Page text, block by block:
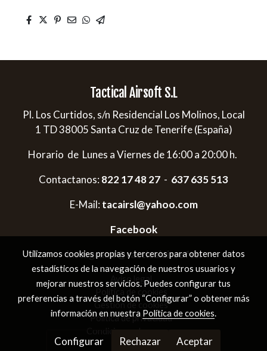
Tactical Airsoft S.L
Pl. Los Curtidos, s/n Residencial Los Molinos, Local
1 TD 38005 Santa Cruz de Tenerife (España)
Horario de Lunes a Viernes de 16:00 a 20:00 h.
Contactanos: 822 17 48 27 - 637 635 513
E-Mail: tacairsl@yahoo.com
Facebook
Instagram:@tacticalairsoftsl
Aviso legal
Gestión de cookies
Política de privacidad
Utilizamos cookies propias y terceros para obtener datos
estadísticos de la navegación de nuestros usuarios y
mejorar nuestros servicios. Puedes configurar tus
preferencias a través del botón “Configurar” o obtener más
información en nuestra Política de cookies.
Configurar Rechazar Aceptar